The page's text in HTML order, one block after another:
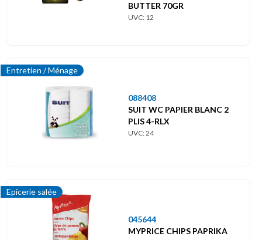
BUTTER 70GR
UVC: 12
Entretien / Ménage
088408
SUIT WC PAPIER BLANC 2
PLIS 4-RLX
UVC: 24
Epicerie salée
045644
MYPRICE CHIPS PAPRIKA